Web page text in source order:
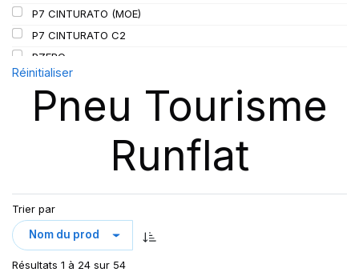
P7 CINTURATO (MOE)
P7 CINTURATO C2
PZERO
P ZERO 5
PZERO PZ4
PZERO R-F ELCT
R-F P7 CINTURATO (*) K1
Réinitialiser
Pneu Tourisme
Runflat
Trier par
Résultats 1 à 24 sur 54